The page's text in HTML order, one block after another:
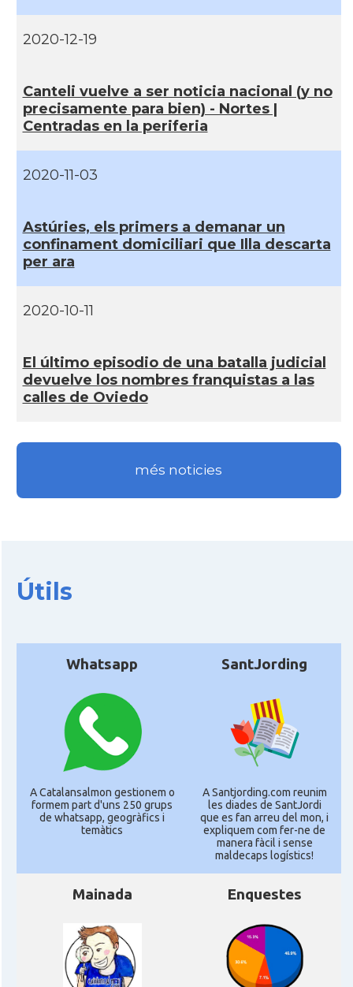
2020-12-19
Canteli vuelve a ser noticia nacional (y no
precisamente para bien) - Nortes |
Centradas en la periferia
2020-11-03
Astúries, els primers a demanar un
confinament domiciliari que Illa descarta
per ara
2020-10-11
El último episodio de una batalla judicial
devuelve los nombres franquistas a las
calles de Oviedo
més noticies
Útils
Whatsapp
A Catalansalmon gestionem o
formem part d'uns 250 grups
de whatsapp, geogràfics i
temàtics
SantJording
A Santjording.com reunim
les diades de SantJordi
que es fan arreu del mon, i
expliquem com fer-ne de
manera fàcil i sense
maldecaps logí­stics!
Mainada Enquestes